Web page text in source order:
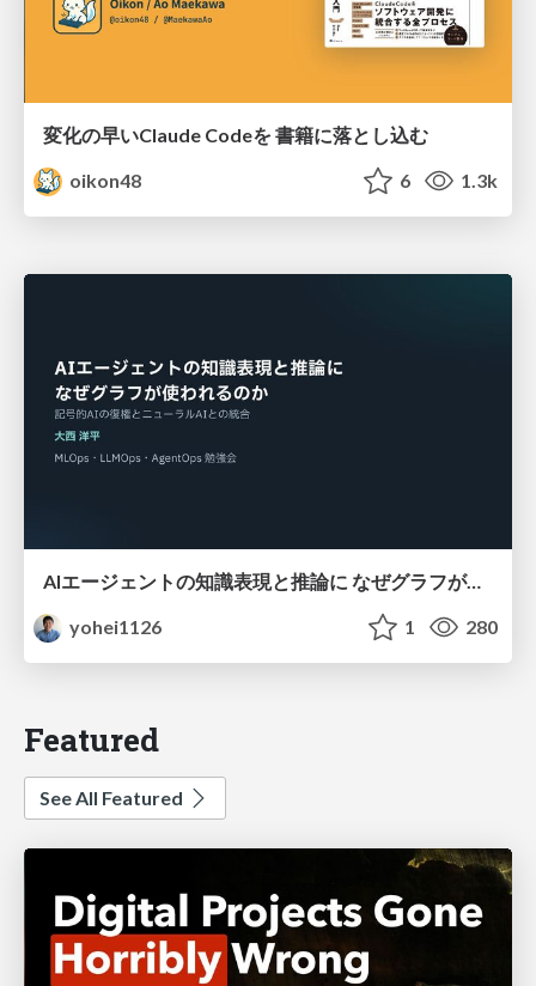
変化の早いClaude Codeを 書籍に落とし込む
oikon48
6 1.3k
AIエージェントの知識表現と推論に なぜグラフが使われるのか - 記号的AIの復権とニューラルAIとの統合
yohei1126
1 280
Featured
See All Featured